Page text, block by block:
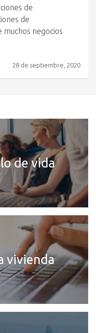
de
de
muchos negocios
28 de septiembre, 2020
de vida
vivienda